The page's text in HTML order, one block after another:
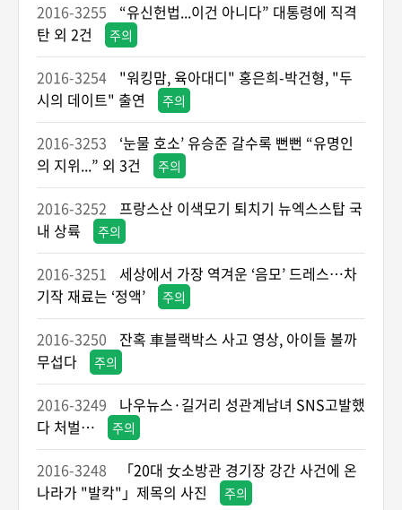
2016-3255
“유신헌법...이건 아니다” 대통령에 직격
탄 외 2건
주의
2016-3254
"워킹맘, 육아대디" 홍은희-박건형, "두
시의 데이트" 출연
주의
2016-3253
‘눈물 호소’ 유승준 갈수록 뻔뻔 “유명인
의 지위...” 외 3건
주의
2016-3252
프랑스산 이색모기 퇴치기 뉴엑스스탑 국
내 상륙
주의
2016-3251
세상에서 가장 역겨운 ‘음모’ 드레스…차
기작 재료는 ‘정액’
주의
2016-3250
잔혹 車블랙박스 사고 영상, 아이들 볼까
무섭다
주의
2016-3249
나우뉴스·길거리 성관계남녀 SNS고발했
다 처벌…
주의
2016-3248
「20대 女소방관 경기장 강간 사건에 온
나라가 "발칵"」제목의 사진
주의